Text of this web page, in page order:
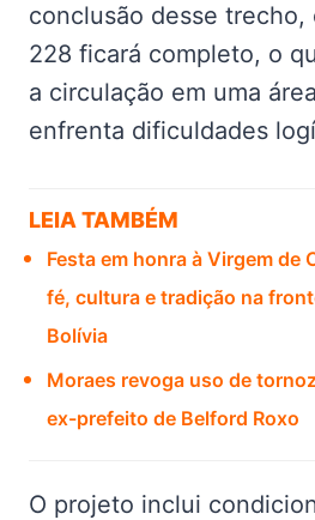
conclusão desse
228 ficará completo, o
a circulação em uma
enfrenta dificuldades
LEIA TAMBÉM
Festa em honra à Virgem de
fé, cultura e tradição na
Bolívia
Moraes revoga uso de
ex-prefeito de Belford Roxo
O projeto inclui